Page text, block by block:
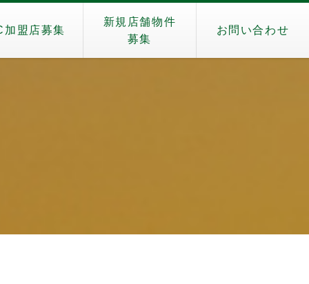
加盟店募集
新規店舗物件
募集
お問い合わせ